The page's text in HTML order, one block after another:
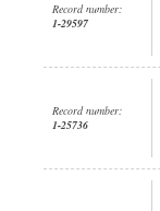
Record number:
1-29597
Record number:
1-25736